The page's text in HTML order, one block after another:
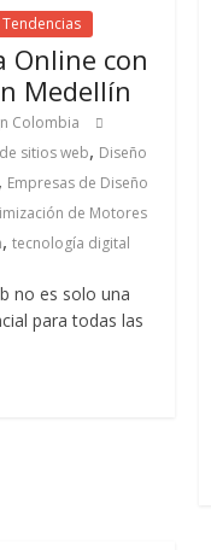
Tendencias
Online con
Medellín
Colombia
sitios web, Diseño
, Empresas de Diseño
de Motores
, tecnología digital
no es solo una
para todas las